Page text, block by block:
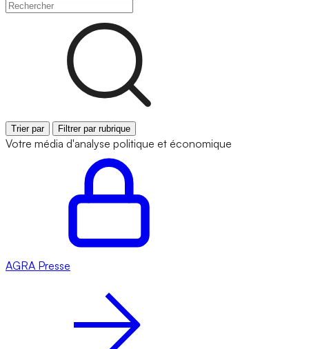
Trier par Filtrer par rubrique
Votre média d'analyse politique et économique
AGRA Presse